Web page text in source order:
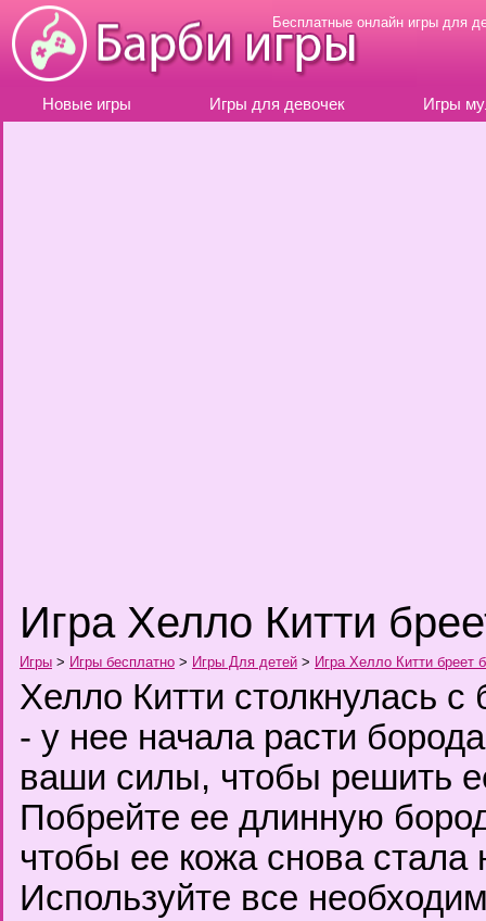
Бесплатные онлайн игры для
Новые игры Игры для девочек Игры
Игра Хелло Китти
Игры > Игры бесплатно > Игры Для детей > Игра Хелло Китти бреет
Хелло Китти столкнулась
- у нее начала расти
ваши силы, чтобы решить
Побрейте ее длинную
чтобы ее кожа снова стала
Используйте все